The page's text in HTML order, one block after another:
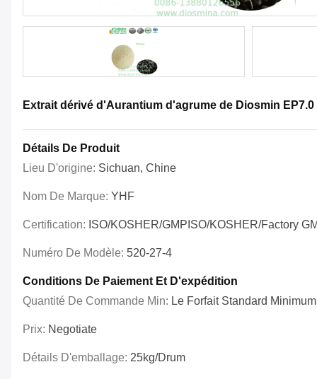
Extrait dérivé d'Aurantium d'agrume de Diosmin
Détails De Produit
Lieu D'origine: Sichuan, Chine
Nom De Marque: YHF
Certification: ISO/KOSHER/GMPISO/KOSHER/Factory
Numéro De Modèle: 520-27-4
Conditions De Paiement Et D'expédition
Quantité De Commande Min: Le Forfait Standard
Prix: Negotiate
Détails D'emballage: 25kg/drum